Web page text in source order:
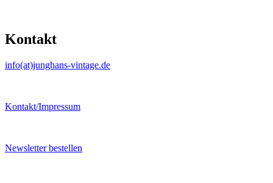
Kontakt
info(at)junghans-vintage.de
Kontakt/Impressum
Newsletter bestellen